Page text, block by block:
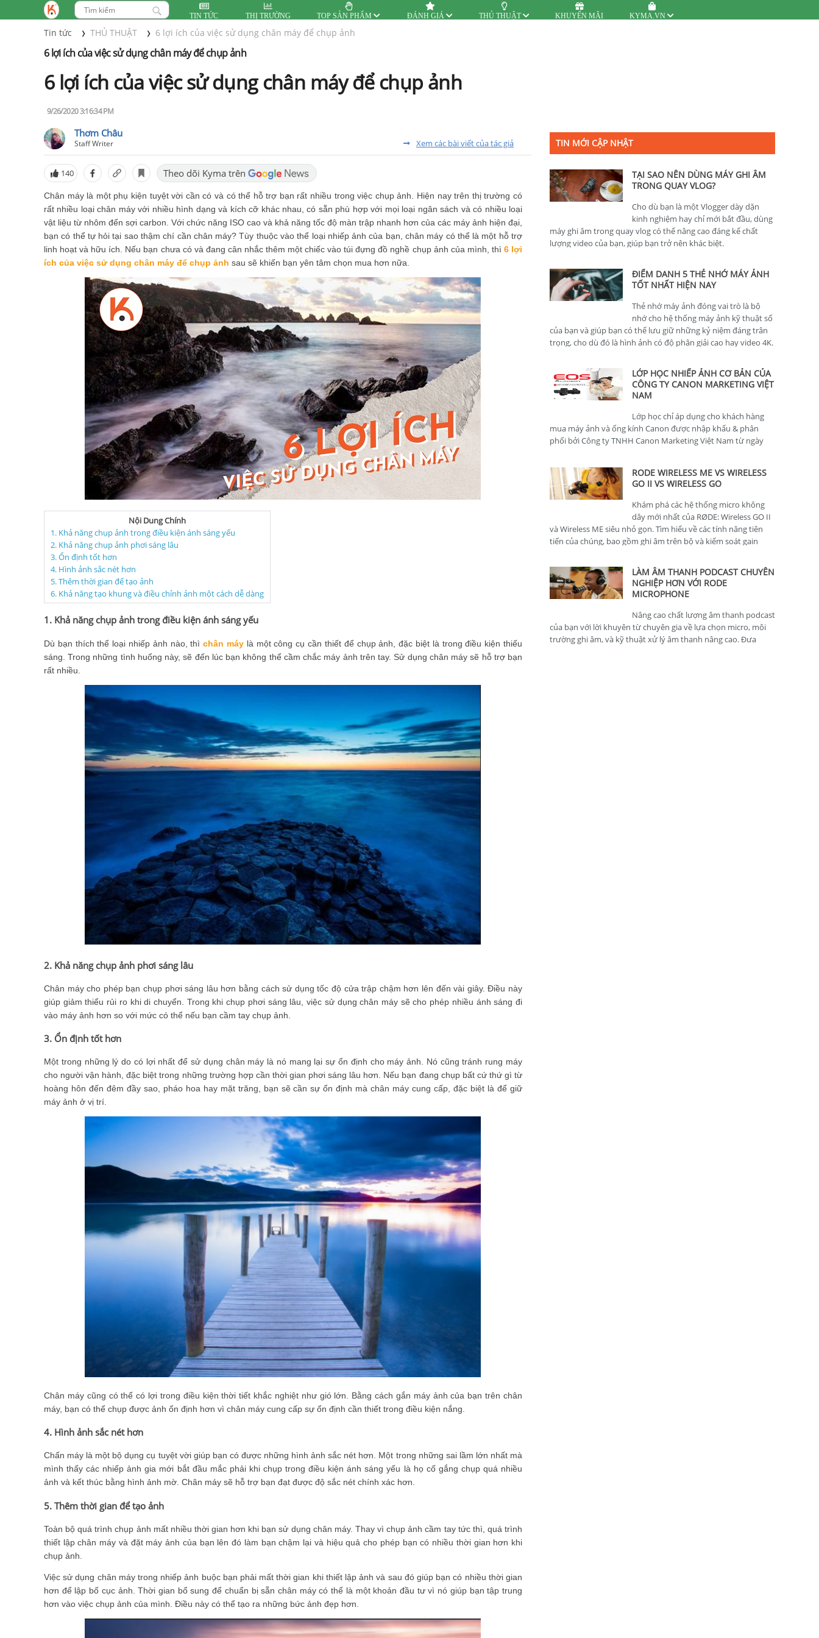
TIN TỨC THỊ TRƯỜNG TOP SẢN PHẨM ĐÁNH GIÁ THỦ THUẬT KHUYẾN MÃI KYMA.VN
Tin tức THỦ THUẬT 6 lợi ích của việc sử dụng chân máy để chụp ảnh
6 lợi ích của việc sử dụng chân máy để chụp ảnh
6 lợi ích của việc sử dụng chân máy để chụp ảnh
9/26/2020 3:16:34 PM
Thơm Châu
Staff Writer Xem các bài viết của tác giả
140 Theo dõi Kyma trên
Chân máy là một phụ kiện tuyệt vời cần có và có thể hỗ trợ bạn rất nhiều trong việc chụp ảnh. Hiện nay trên thị trường có
rất nhiều loại chân máy với nhiều hình dạng và kích cỡ khác nhau, có sẵn phù hợp với mọi loại ngân sách và có nhiều loại
vật liệu từ nhôm đến sợi carbon. Với chức năng ISO cao và khả năng tốc độ màn trập nhanh hơn của các máy ảnh hiện đại,
bạn có thể tự hỏi tại sao thậm chí cần chân máy? Tùy thuộc vào thể loại nhiếp ảnh của bạn, chân máy có thể là một hỗ trợ
linh hoạt và hữu ích. Nếu bạn chưa có và đang cân nhắc thêm một chiếc vào túi đựng đồ nghề chụp ảnh của mình, thì 6 lợi
ích của việc sử dụng chân máy để chụp ảnh sau sẽ khiến bạn yên tâm chọn mua hơn nữa.
Nội Dung Chính
1. Khả năng chụp ảnh trong điều kiện ánh sáng yếu
2. Khả năng chụp ảnh phơi sáng lâu
3. Ổn định tốt hơn
4. Hình ảnh sắc nét hơn
5. Thêm thời gian để tạo ảnh
6. Khả năng tạo khung và điều chỉnh ảnh một cách dễ dàng
1. Khả năng chụp ảnh trong điều kiện ánh sáng yếu
Dù bạn thích thể loại nhiếp ảnh nào, thìchân máy là một công cụ cần thiết để chụp ảnh, đặc biệt là trong điều kiện thiếu
sáng. Trong những tình huống này, sẽ đến lúc bạn không thể cầm chắc máy ảnh trên tay. Sử dụng chân máy sẽ hỗ trợ bạn
rất nhiều.
2. Khả năng chụp ảnh phơi sáng lâu
Chân máy cho phép bạn chụp phơi sáng lâu hơn bằng cách sử dụng tốc độ cửa trập chậm hơn lên đến vài giây. Điều này
giúp giảm thiểu rủi ro khi di chuyển. Trong khi chụp phơi sáng lâu, việc sử dụng chân máy sẽ cho phép nhiều ánh sáng đi
vào máy ảnh hơn so với mức có thể nếu bạn cầm tay chụp ảnh.
3. Ổn định tốt hơn
Một trong những lý do có lợi nhất để sử dụng chân máy là nó mang lại sự ổn định cho máy ảnh. Nó cũng tránh rung máy
cho người vận hành, đặc biệt trong những trường hợp cần thời gian phơi sáng lâu hơn. Nếu bạn đang chụp bất cứ thứ gì từ
hoàng hôn đến đêm đầy sao, pháo hoa hay mặt trăng, bạn sẽ cần sự ổn định mà chân máy cung cấp, đặc biệt là để giữ
máy ảnh ở vị trí.
Chân máy cũng có thể có lợi trong điều kiện thời tiết khắc nghiệt như gió lớn. Bằng cách gắn máy ảnh của bạn trên chân
máy, bạn có thể chụp được ảnh ổn định hơn vì chân máy cung cấp sự ổn định cần thiết trong điều kiện nắng.
4. Hình ảnh sắc nét hơn
Chấn máy là một bộ dụng cụ tuyệt vời giúp bạn có được những hình ảnh sắc nét hơn. Một trong những sai lầm lớn nhất mà
mình thấy các nhiếp ảnh gia mới bắt đầu mắc phải khi chụp trong điều kiện ánh sáng yếu là họ cố gắng chụp quá nhiều
ảnh và kết thúc bằng hình ảnh mờ. Chân máy sẽ hỗ trợ bạn đạt được độ sắc nét chính xác hơn.
5. Thêm thời gian để tạo ảnh
Toàn bộ quá trình chụp ảnh mất nhiều thời gian hơn khi bạn sử dụng chân máy. Thay vì chụp ảnh cầm tay tức thì, quá trình
thiết lập chân máy và đặt máy ảnh của bạn lên đó làm bạn chậm lại và hiệu quả cho phép bạn có nhiều thời gian hơn khi
chụp ảnh.
Việc sử dụng chân máy trong nhiếp ảnh buộc bạn phải mất thời gian khi thiết lập ảnh và sau đó giúp bạn có nhiều thời gian
hơn để lập bố cục ảnh. Thời gian bổ sung để chuẩn bị sẵn chân máy có thể là một khoản đầu tư vì nó giúp bạn tập trung
hơn vào việc chụp ảnh của mình. Điều này có thể tạo ra những bức ảnh đẹp hơn.
TIN MỚI CẬP NHẬT
TẠI SAO NÊN DÙNG MÁY GHI ÂM
TRONG QUAY VLOG?
Cho dù bạn là một Vlogger dày dặn
kinh nghiệm hay chỉ mới bắt đầu, dùng
máy ghi âm trong quay vlog có thể nâng cao đáng kể chất
lượng video của bạn, giúp bạn trở nên khác biệt.
ĐIỂM DANH 5 THẺ NHỚ MÁY ẢNH
TỐT NHẤT HIỆN NAY
Thẻ nhớ máy ảnh đóng vai trò là bộ
nhớ cho hệ thống máy ảnh kỹ thuật số
của bạn và giúp bạn có thể lưu giữ những kỷ niệm đáng trân
trọng, cho dù đó là hình ảnh có độ phân giải cao hay video 4K.
LỚP HỌC NHIẾP ẢNH CƠ BẢN CỦA
CÔNG TY CANON MARKETING VIỆT
NAM
Lớp học chỉ áp dụng cho khách hàng
mua máy ảnh và ống kính Canon được nhập khẩu & phân
phối bởi Công ty TNHH Canon Marketing Việt Nam từ ngày
RODE WIRELESS ME VS WIRELESS
GO II VS WIRELESS GO
Khám phá các hệ thống micro không
dây mới nhất của RØDE: Wireless GO II
và Wireless ME siêu nhỏ gọn. Tìm hiểu về các tính năng tiên
tiến của chúng, bao gồm ghi âm trên bộ và kiểm soát gain
LÀM ÂM THANH PODCAST CHUYÊN
NGHIỆP HƠN VỚI RODE
MICROPHONE
Nâng cao chất lượng âm thanh podcast
của bạn với lời khuyên từ chuyên gia về lựa chọn micro, môi
trường ghi âm, và kỹ thuật xử lý âm thanh nâng cao. Đưa